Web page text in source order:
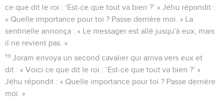
ce que dit le roi : ‘Est-ce que tout va bien ?’ » Jéhu répondit :
« Quelle importance pour toi ? Passe derrière moi. » La
sentinelle annonça : « Le messager est allé jusqu'à eux, mais
il ne revient pas. »
19 Joram envoya un second cavalier qui arriva vers eux et
dit : « Voici ce que dit le roi : ‘Est-ce que tout va bien ?’ »
Jéhu répondit : « Quelle importance pour toi ? Passe derrière
moi. »